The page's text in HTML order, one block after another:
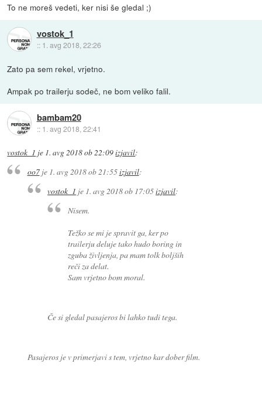
To ne moreš vedeti, ker nisi še gledal ;)
vostok_1
:: 1. avg 2018, 22:26
Zato pa sem rekel, vrjetno.
Ampak po trailerju sodeč, ne bom veliko falil.
bambam20
:: 1. avg 2018, 22:41
vostok_1 je 1. avg 2018 ob 22:09izjavil:
oo7je 1. avg 2018 ob 21:55izjavil:
vostok_1 je 1. avg 2018 ob 17:05izjavil:
Nisem.
Težko se mi je spravit ga, ker po
trailerju deluje tako hudo boring in
zguba življenja, pa mam tolk boljših
reči za delat.
Sam vrjetno bom moral.
Če si gledal pasajeros bi lahko tudi tega.
Pasajeros je v primerjavi s tem, vrjetno kar dober film.